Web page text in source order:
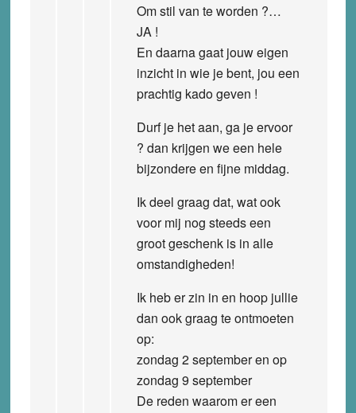
Om stil van te worden ?…
JA !
En daarna gaat jouw eigen
inzicht in wie je bent, jou een
prachtig kado geven !
Durf je het aan, ga je ervoor
? dan krijgen we een hele
bijzondere en fijne middag.
Ik deel graag dat, wat ook
voor mij nog steeds een
groot geschenk is in alle
omstandigheden!
Ik heb er zin in en hoop jullie
dan ook graag te ontmoeten
op:
zondag 2 september en op
zondag 9 september
De reden waarom er een